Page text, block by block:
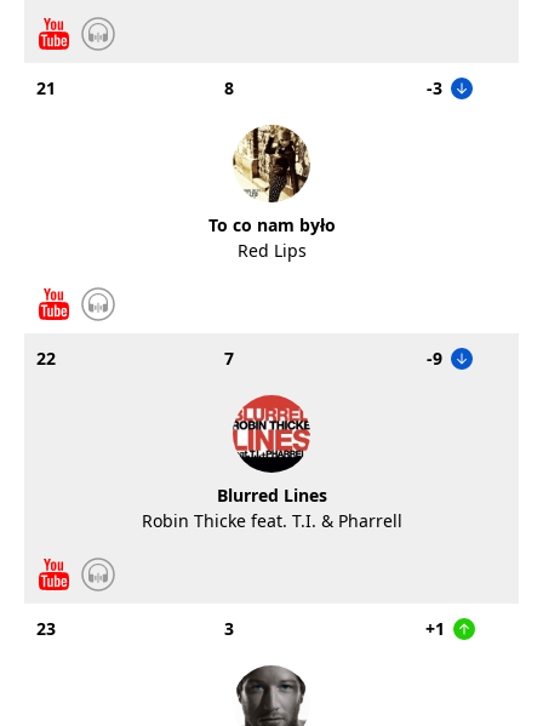
21 8 -3
To co nam było
Red Lips
22 7 -9
Blurred Lines
Robin Thicke feat. T.I. & Pharrell
23 3 +1